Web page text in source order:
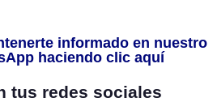
informado en nuestro
haciendo clic aquí
tus redes sociales